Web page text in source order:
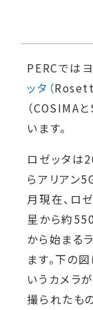
PERCでは
ッタ（
（COSIMAと
い ます。
ロゼッタは
らアリアン
月現在、ロ
星から約
から始まる
ます。下の
いうカメラ
撮られたも